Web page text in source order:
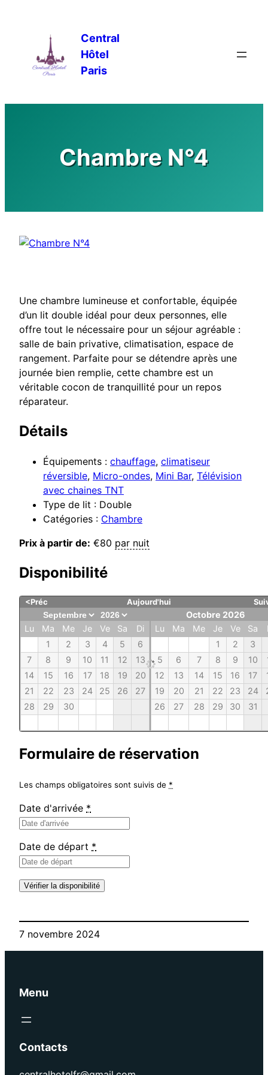
Central
Hôtel
Paris
Chambre N°4
Une chambre lumineuse et confortable, équipée
d’un lit double idéal pour deux personnes, elle
offre tout le nécessaire pour un séjour agréable :
salle de bain privative, climatisation, espace de
rangement. Parfaite pour se détendre après une
journée bien remplie, cette chambre est un
véritable cocon de tranquillité pour un repos
réparateur.
Détails
Équipements : chauffage, climatiseur
réversible, Micro-ondes, Mini Bar, Télévision
avec chaines TNT
Type de lit : Double
Catégories : Chambre
Prix à partir de: €80 par nuit
Disponibilité
<Préc Aujourd'hui
Lu Ma Me Je Ve Sa
Di
1
2 3 4 5
6
7
8 9 10 11 12
13
14
15 16 17 18 19
20
21
22 23 24 25 26
27
28
29 30
Octobre 2026
Lu
Ma Me Je Ve Sa
1
2
3
5
6 7 8 9 10
12
13 14 15 16 17
19
20 21 22 23 24
26
27 28 29 30 31
Formulaire de réservation
Les champs obligatoires sont suivis de *
Date d'arrivée *
Date de départ *
7 novembre 2024
Menu
Contacts